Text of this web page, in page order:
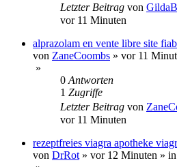
Letzter Beitrag von
vor 11 Minuten
alprazolam en vente libre site
von ZaneCoombs » vor 11
»
0 Antworten
1 Zugriffe
Letzter Beitrag von
vor 11 Minuten
rezeptfreies viagra apotheke
von DrRot » vor 12 Minuten » in